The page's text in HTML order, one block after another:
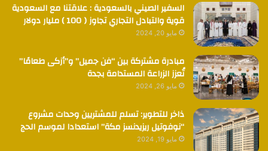
السفير الصيني بالسعودية : علاقتنا مع السعودية
قوية والتبادل التجاري تجاوز ( 100 ) مليار دولار
مايو 20, 2024
مبادرة مشتركة بين “فن جميل” و”أزكى طعامًا”
تُعزز الزراعة المستدامة بجدة
مايو 26, 2024
ذاخر للتطوير: تسلم للمشتريين وحدات مشروع
“نوفوتيل ريزيدنسز مكة” استعدادا لموسم الحج
مايو 19, 2024